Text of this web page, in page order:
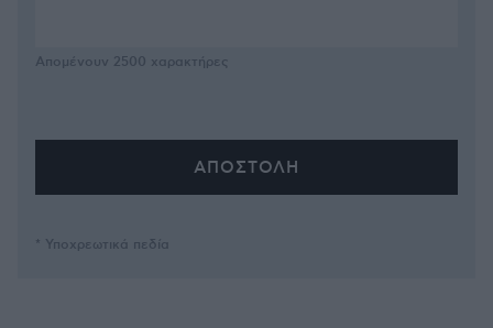
Απομένουν 2500 χαρακτήρες
* Υποχρεωτικά πεδία